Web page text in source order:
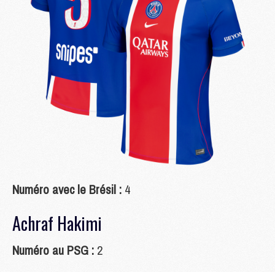
Numéro avec le Brésil : 4
Achraf Hakimi
Numéro au PSG : 2